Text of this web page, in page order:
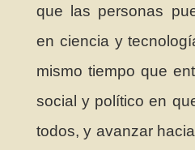
que las personas
en ciencia y
mismo tiempo que
social y político en
todos, y avanzar